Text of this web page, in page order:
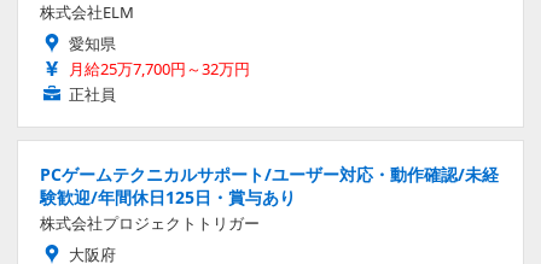
株式会社ELM
愛知県
月給25万7,700円～32万円
正社員
PCゲームテクニカルサポート/ユーザー対応・動作確認/未経
験歓迎/年間休日125日・賞与あり
株式会社プロジェクトトリガー
大阪府